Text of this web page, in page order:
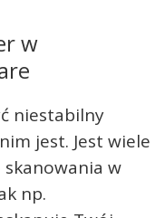
w
niestabilny
jest. Jest wiele
skanowania w
np.